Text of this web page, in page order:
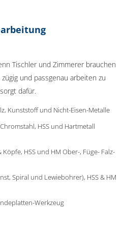
Tischler und Zimmerer brauchen
und passgenau arbeiten zu
dafür.
Kunststoff und Nicht-Eisen-Metalle
HSS und Hartmetall
HSS und HM Ober-, Füge- Falz-
Spiral und Lewiebohrer), HSS & HM
Werkzeug